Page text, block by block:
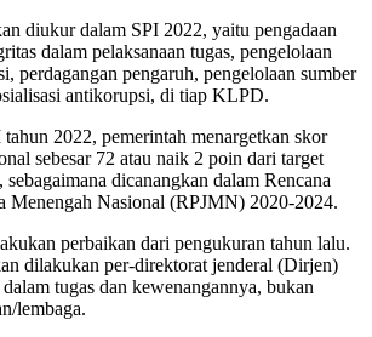
diukur dalam SPI 2022, yaitu pengadaan
dalam pelaksanaan tugas, pengelolaan
perdagangan pengaruh, pengelolaan sumber
antikorupsi, di tiap KLPD.
2022, pemerintah menargetkan skor
sebesar 72 atau naik 2 poin dari target
sebagaimana dicanangkan dalam Rencana
Menengah Nasional (RPJMN) 2020-2024.
perbaikan dari pengukuran tahun lalu.
dilakukan per-direktorat jenderal (Dirjen)
tugas dan kewenangannya, bukan
lembaga.